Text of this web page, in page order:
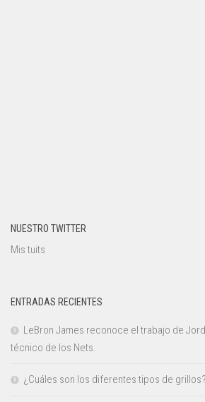
NUESTRO TWITTER
Mis tuits
ENTRADAS RECIENTES
LeBron James reconoce el trabajo de
técnico de los Nets.
¿Cuáles son los diferentes tipos de grillos?